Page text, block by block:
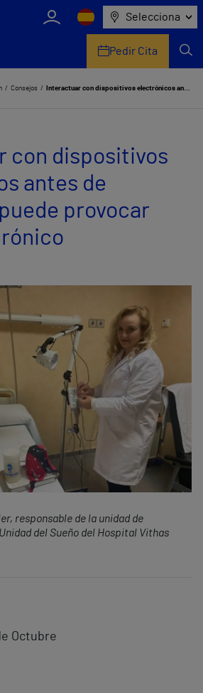
Selecciona
Pedir Cita
Consejos Interactuar con dispositivos electrónicos antes de acostarse puede provocar insomnio crónico
con dispositivos
antes de
provocar
responsable de la unidad de
del Sueño del Hospital Vithas
Octubre